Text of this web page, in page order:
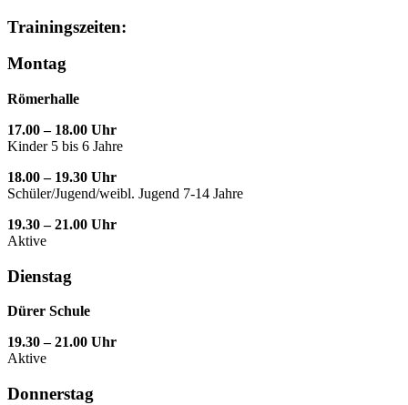
Trainingszeiten:
Montag
Römerhalle
17.00 – 18.00 Uhr
Kinder 5 bis 6 Jahre
18.00 – 19.30 Uhr
Schüler/Jugend/weibl. Jugend 7-14 Jahre
19.30 – 21.00 Uhr
Aktive
Dienstag
Dürer Schule
19.30 – 21.00 Uhr
Aktive
Donnerstag